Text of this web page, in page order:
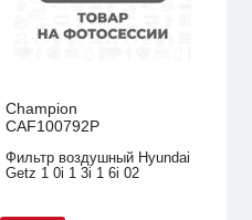
Champion
CAF100792P
Фильтр воздушный Hyundai
Getz 1 0i 1 3i 1 6i 02